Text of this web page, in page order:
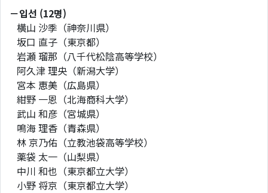
－입선 (12명)
横山 沙季（神奈川県）
坂口 直子（東京都）
岩瀬 瑠那（八千代松陰高等学校）
阿久津 理央（新潟大学）
宮本 恵美（広島県）
紺野 一恩（北海商科大学）
武山 和彦（宮城県）
鳴海 理香（青森県）
林 京乃佑（立教池袋高等学校）
薬袋 太一（山梨県）
中川 和也（東京都立大学）
小野 将京（東京都立大学）